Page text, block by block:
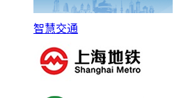
智慧交通